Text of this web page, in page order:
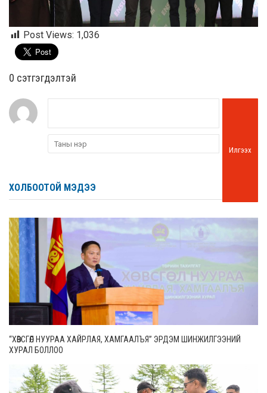
Post Views: 1,036
0 cэтгэгдэлтэй
Илгээх
ХОЛБООТОЙ МЭДЭЭ
“ХӨВСГӨЛ НУУРАА ХАЙРЛАЯ, ХАМГААЛЪЯ” ЭРДЭМ ШИНЖИЛГЭЭНИЙ
ХУРАЛ БОЛЛОО